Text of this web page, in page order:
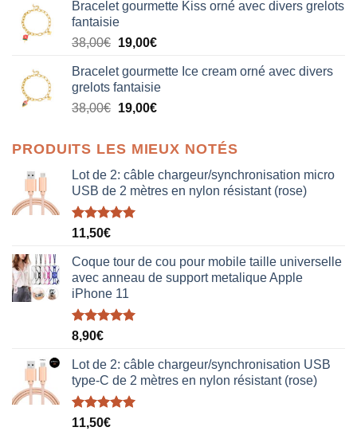
initial
était :
38,00€.
actuel
19,00€.
Bracelet gourmette Kiss orné avec divers grelots
fantaisie
38,00€ Le
initial
était :
38,00€.
19,00€Le
actuel
est :
19,00€.
Bracelet gourmette Ice cream orné avec divers
grelots fantaisie
38,00€ Le
était :
38,00€.
19,00€Le
est :
19,00€.
PRODUITS LES MIEUX NOTÉS
Lot de 2: câble chargeur/synchronisation micro
USB de 2 mètres en nylon résistant (rose)
Note5.00
11,50€
Coque tour de cou pour mobile taille universelle
avec anneau de support metalique Apple
iPhone 11
Note5.00
8,90€
Lot de 2: câble chargeur/synchronisation USB
type-C de 2 mètres en nylon résistant (rose)
Note5.00
11,50€